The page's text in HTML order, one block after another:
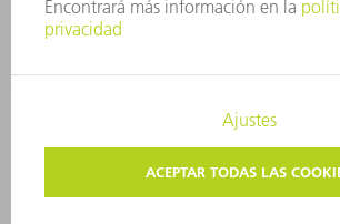
PROTECCIÓN DE
COPYRIGHT Y MARCA REGISTRADA
AJUSTES DE PRIVACIDAD